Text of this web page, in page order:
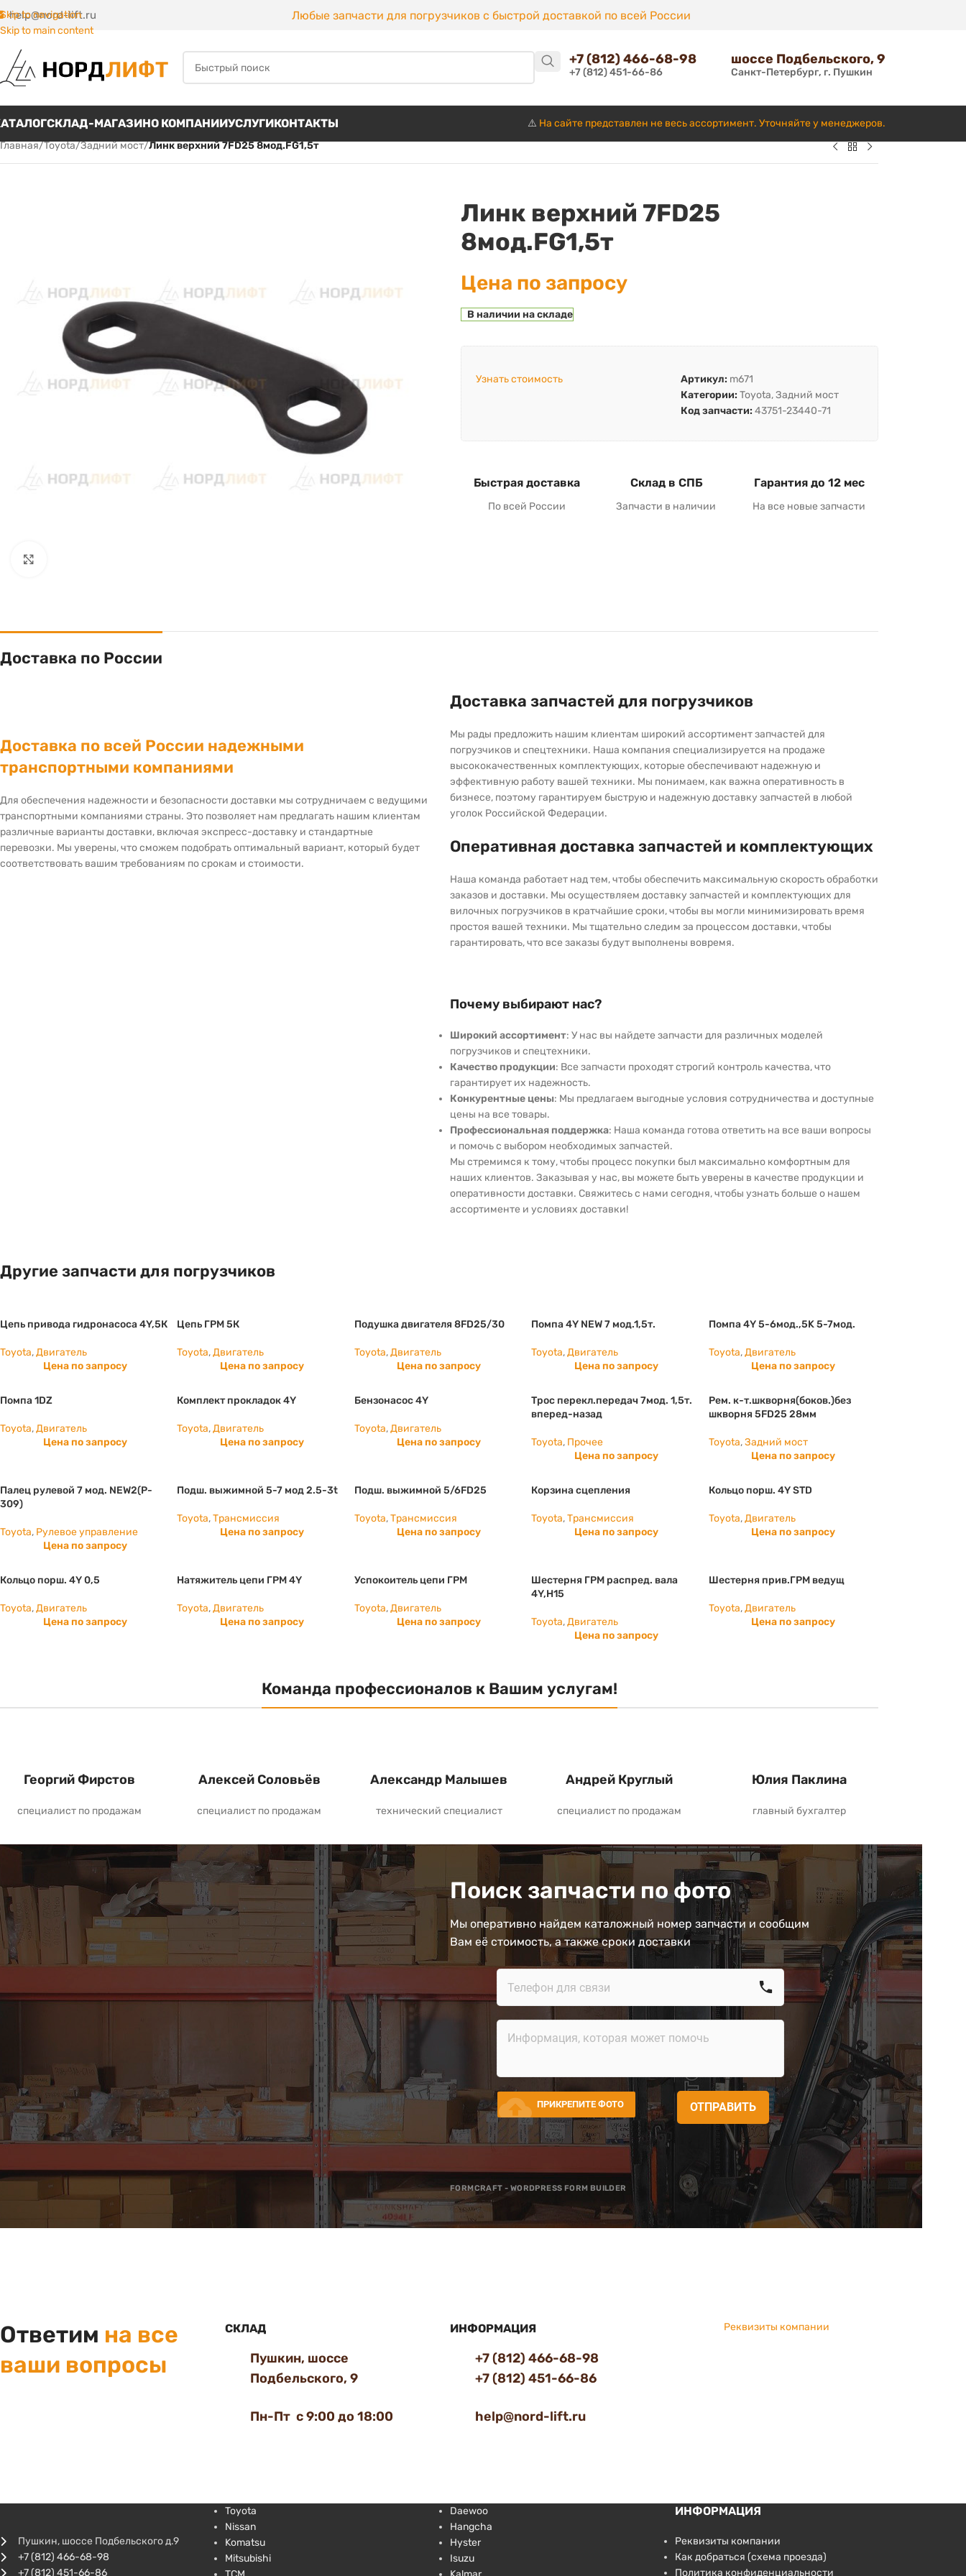
Skip to navigation
Skip to main content
help@nord-lift.ru Любые запчасти для погрузчиков с быстрой доставкой по всей России
+7 (812) 466-68-98
+7 (812) 451-66-86
шоссе Подбельского, 9
Санкт-Петербург, г. Пушкин
СКЛАД-МАГАЗИНО КОМПАНИИУСЛУГИКОНТАКТЫ ⚠️ На сайте представлен не весь ассортимент. Уточняйте у менеджеров.
Главная/Toyota/Задний мост/Линк верхний 7FD25 8мод.FG1,5т
Линк верхний 7FD25
8мод.FG1,5т
Цена по запросу
В наличии на складе
Узнать стоимость Артикул: m671
Категории: Toyota, Задний мост
Код запчасти: 43751-23440-71
Быстрая доставка
По всей России
Склад в СПБ
Запчасти в наличии
Гарантия до 12 мес
На все новые запчасти
Доставка по России
Доставка по всей России надежными
транспортными компаниями
Для обеспечения надежности и безопасности доставки мы сотрудничаем с ведущими
транспортными компаниями страны. Это позволяет нам предлагать нашим клиентам
различные варианты доставки, включая экспресс-доставку и стандартные
перевозки. Мы уверены, что сможем подобрать оптимальный вариант, который будет
соответствовать вашим требованиям по срокам и стоимости.
Доставка запчастей для погрузчиков
Мы рады предложить нашим клиентам широкий ассортимент запчастей для
погрузчиков и спецтехники. Наша компания специализируется на продаже
высококачественных комплектующих, которые обеспечивают надежную и
эффективную работу вашей техники. Мы понимаем, как важна оперативность в
бизнесе, поэтому гарантируем быструю и надежную доставку запчастей в любой
уголок Российской Федерации.
Оперативная доставка запчастей и комплектующих
Наша команда работает над тем, чтобы обеспечить максимальную скорость обработки
заказов и доставки. Мы осуществляем доставку запчастей и комплектующих для
вилочных погрузчиков в кратчайшие сроки, чтобы вы могли минимизировать время
простоя вашей техники. Мы тщательно следим за процессом доставки, чтобы
гарантировать, что все заказы будут выполнены вовремя.
Почему выбирают нас?
Широкий ассортимент: У нас вы найдете запчасти для различных моделей
погрузчиков и спецтехники.
Качество продукции: Все запчасти проходят строгий контроль качества, что
гарантирует их надежность.
Конкурентные цены: Мы предлагаем выгодные условия сотрудничества и доступные
цены на все товары.
Профессиональная поддержка: Наша команда готова ответить на все ваши вопросы
и помочь с выбором необходимых запчастей.
Мы стремимся к тому, чтобы процесс покупки был максимально комфортным для
наших клиентов. Заказывая у нас, вы можете быть уверены в качестве продукции и
оперативности доставки. Свяжитесь с нами сегодня, чтобы узнать больше о нашем
ассортименте и условиях доставки!
Другие запчасти для погрузчиков
Цепь привода гидронасоса 4Y,5К
Toyota,Двигатель
Цена по запросу
Цепь ГРМ 5К
Toyota,Двигатель
Цена по запросу
Подушка двигателя 8FD25/30
Toyota,Двигатель
Цена по запросу
Помпа 4Y NEW 7 мод.1,5т.
Toyota,Двигатель
Цена по запросу
Помпа 4Y 5-6мод.,5K 5-7мод.
Toyota, Двигатель
Цена по запросу
Помпа 1DZ
Toyota,Двигатель
Цена по запросу
Комплект прокладок 4Y
Toyota,Двигатель
Цена по запросу
Бензонасос 4Y
Toyota,Двигатель
Цена по запросу
Трос перекл.передач 7мод. 1,5т.
вперед-назад
Toyota, Прочее
Цена по запросу
Рем. к-т.шкворня(боков.)без
шкворня 5FD25 28мм
Toyota, Задний мост
Цена по запросу
Палец рулевой 7 мод. NEW2(P-
309)
Toyota, Рулевое управление
Цена по запросу
Подш. выжимной 5-7 мод 2.5-3t
Toyota,Трансмиссия
Цена по запросу
Подш. выжимной 5/6FD25
Toyota,Трансмиссия
Цена по запросу
Корзина сцепления
Toyota,Трансмиссия
Цена по запросу
Кольцо порш. 4Y STD
Toyota, Двигатель
Цена по запросу
Кольцо порш. 4Y 0,5
Toyota,Двигатель
Цена по запросу
Натяжитель цепи ГРМ 4Y
Toyota,Двигатель
Цена по запросу
Успокоитель цепи ГРМ
Toyota,Двигатель
Цена по запросу
Шестерня ГРМ распред. вала
4Y,H15
Toyota,Двигатель
Цена по запросу
Шестерня прив.ГРМ ведущ
Toyota, Двигатель
Цена по запросу
Команда профессионалов к Вашим услугам!
Георгий Фирстов
специалист по продажам
Алексей Соловьёв
специалист по продажам
Александр Малышев
технический специалист
Андрей Круглый
специалист по продажам
Юлия Паклина
главный бухгалтер
Поиск запчасти по фото
Мы оперативно найдем каталожный номер запчасти и сообщим
Вам её стоимость, а также сроки доставки
call
cloud_upload ПРИКРЕПИТЕ ФОТО ОТПРАВИТЬ
FORMCRAFT - WORDPRESS FORM BUILDER
Ответим на все
ваши вопросы
СКЛАД
Пушкин, шоссе
Подбельского, 9
Пн-Пт с 9:00 до 18:00
ИНФОРМАЦИЯ
+7 (812) 466-68-98
+7 (812) 451-66-86
help@nord-lift.ru
Реквизиты компании
Пушкин, шоссе Подбельского д.9
+7 (812) 466-68-98
+7 (812) 451-66-86
Toyota
Nissan
Komatsu
Mitsubishi
Daewoo
Hangcha
Hyster
Isuzu
ИНФОРМАЦИЯ
Реквизиты компании
Как добраться (схема проезда)
Политика конфиденциальности